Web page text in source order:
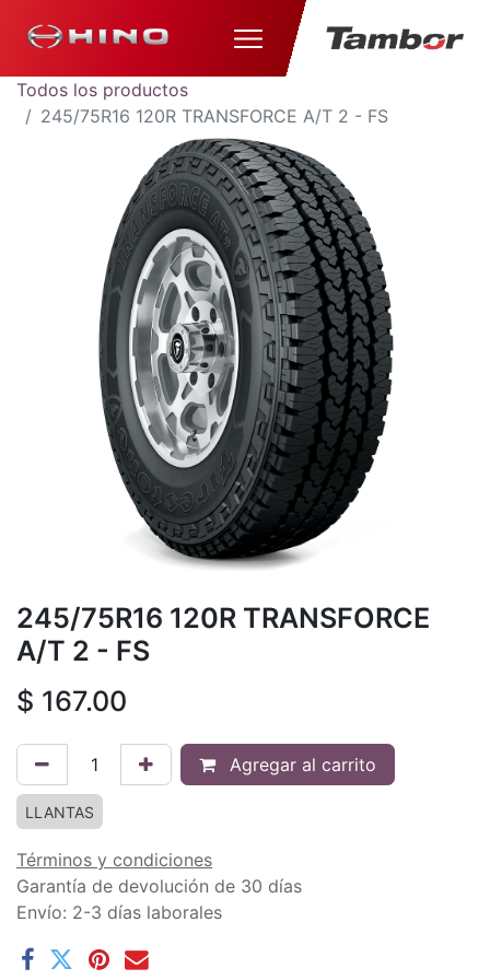
Todos los productos
245/75R16 120R TRANSFORCE A/T 2 - FS
245/75R16 120R TRANSFORCE
A/T 2 - FS
$ 167.00
Agregar al carrito
LLANTAS
Términos y condiciones
Garantía de devolución de 30 días
Envío: 2-3 días laborales